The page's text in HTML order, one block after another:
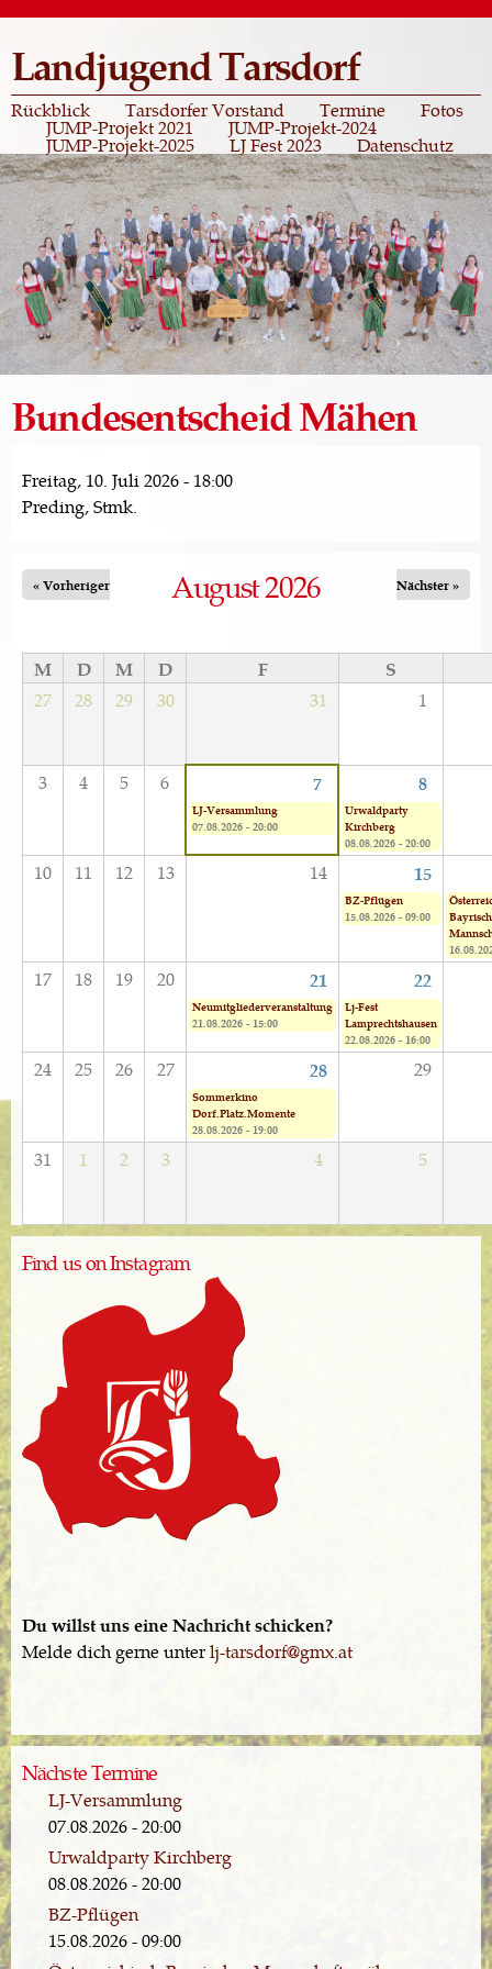
Direkt
Inhalt
Landjugend Tarsdorf
Rückblick Tarsdorfer Vorstand Termine Fotos
JUMP-Projekt 2021 JUMP-Projekt-2024
JUMP-Projekt-2025 LJ Fest 2023 Datenschutz
Bundesentscheid Mähen
Freitag, 10. Juli 2026 - 18:00
Preding, Stmk.
August 2026
« Vorheriger Nächster »
M D M D F S
27 28 29 30 31 1
3 4 5 6 7 8
LJ-Versammlung
07.08.2026 - 20:00
Urwaldparty
Kirchberg
08.08.2026 - 20:00
10 11 12 13 14 15
BZ-Pflügen
15.08.2026 - 09:00
17 18 19 20 21 22
Neumitgliederveranstaltung
21.08.2026 - 15:00
Lj-Fest
Lamprechtshausen
22.08.2026 - 16:00
24 25 26 27 28 29
Sommerkino
Dorf.Platz.Momente
28.08.2026 - 19:00
31 1 2 3 4 5
Find us on Instagram
Du willst uns eine Nachricht schicken?
Melde dich gerne unterlj-tarsdorf@gmx.at
Nächste Termine
LJ-Versammlung
07.08.2026 - 20:00
Urwaldparty Kirchberg
08.08.2026 - 20:00
BZ-Pflügen
15.08.2026 - 09:00